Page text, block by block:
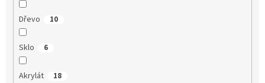
Dřevo 10
Sklo 6
Akrylát 18